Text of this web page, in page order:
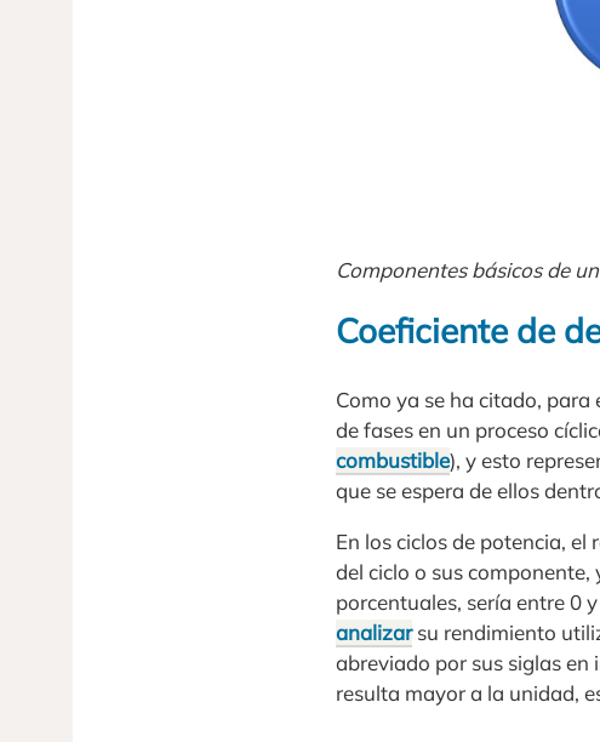
Componentes básicos de
Coeficiente de
Como ya se ha citado,
de fases en un proceso
combustible), y esto
que se espera de ellos
En los ciclos de potencia,
del ciclo o sus
porcentuales, sería entre 0
analizarsu rendimiento
abreviado por sus siglas en
resulta mayor a la unidad,